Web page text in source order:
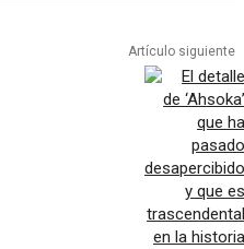
Artículo siguiente